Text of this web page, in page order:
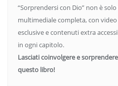
“Sorprendersi con Dio” non è
multimediale completa, con
esclusive e contenuti extra
in ogni capitolo.
Lasciati coinvolgere e
questo libro!